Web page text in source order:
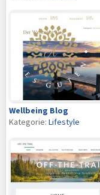
Wellbeing Blog
Kategorie: Lifestyle